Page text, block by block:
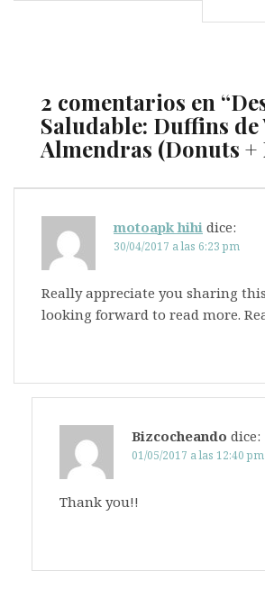
2 comentarios en “
Saludable: Duffins
Almendras (Donuts
motoapk hihi dice:
30/04/2017 a las 6:23 pm
Really appreciate you sharing
looking forward to read more.
Bizcocheando dice:
01/05/2017 a las 12:40 pm
Thank you!!